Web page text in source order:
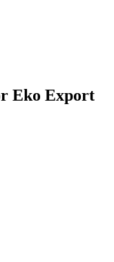
Eko Export